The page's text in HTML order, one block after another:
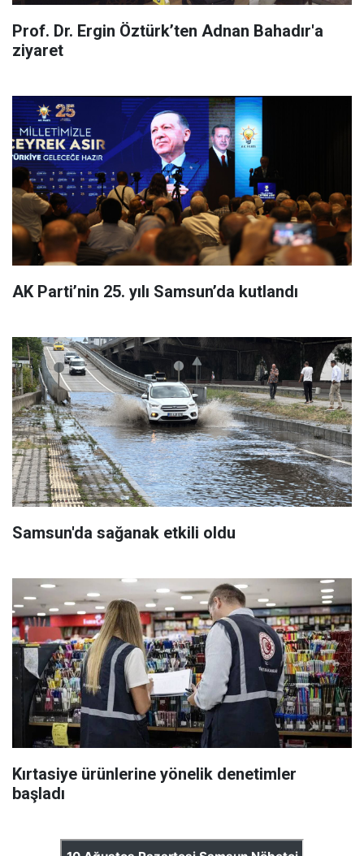
Prof. Dr. Ergin Öztürk’ten Adnan Bahadır'a
ziyaret
AK Parti’nin 25. yılı Samsun’da kutlandı
Samsun'da sağanak etkili oldu
Kırtasiye ürünlerine yönelik denetimler
başladı